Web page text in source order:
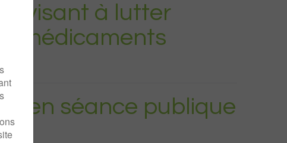
visant à lutter
médicaments
en séance publique